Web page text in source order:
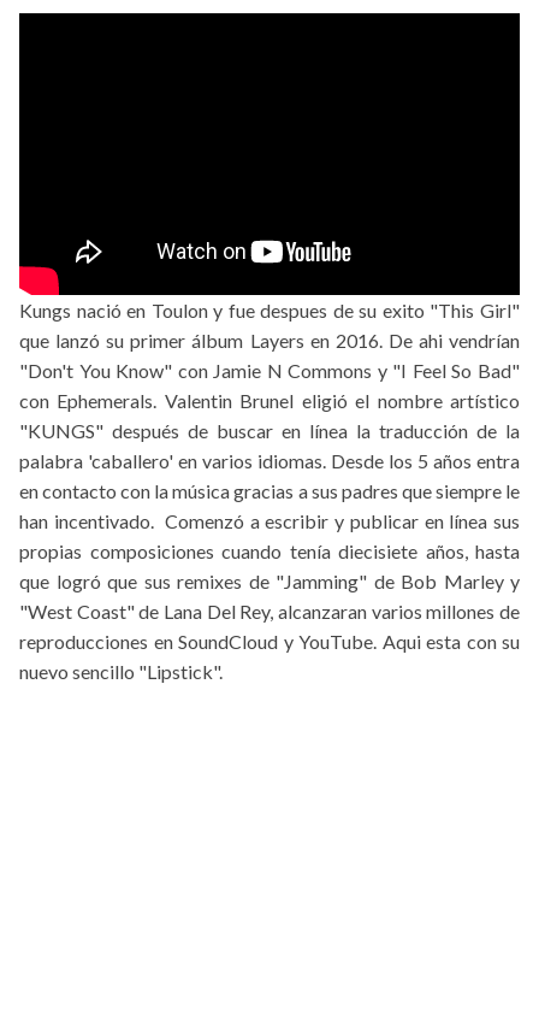
Kungs nació en Toulon y fue despues de su exito "This Girl"
que lanzó su primer álbum Layers en 2016. De ahi vendrían
"Don't You Know" con Jamie N Commons y "I Feel So Bad"
con Ephemerals. Valentin Brunel eligió el nombre artístico
"KUNGS" después de buscar en línea la traducción de la
palabra 'caballero' en varios idiomas. Desde los 5 años entra
en contacto con la música gracias a sus padres que siempre le
han incentivado. Comenzó a escribir y publicar en línea sus
propias composiciones cuando tenía diecisiete años, hasta
que logró que sus remixes de "Jamming" de Bob Marley y
"West Coast" de Lana Del Rey, alcanzaran varios millones de
reproducciones en SoundCloud y YouTube. Aqui esta con su
nuevo sencillo "Lipstick".